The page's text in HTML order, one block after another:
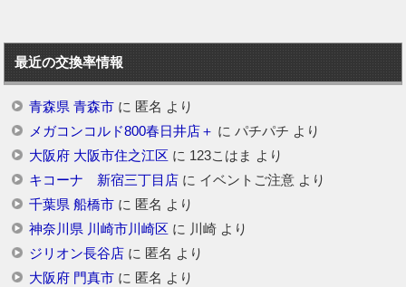
最近の交換率情報
青森県 青森市に 匿名 より
メガコンコルド800春日井店＋ に パチパチ より
大阪府 大阪市住之江区 に 123こはま より
キコーナ 新宿三丁目店に イベントご注意より
千葉県 船橋市に 匿名 より
神奈川県 川崎市川崎区 に 川崎より
ジリオン長谷店に 匿名 より
大阪府 門真市に 匿名 より